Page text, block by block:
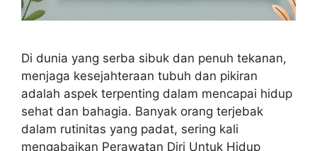
Di dunia yang serba sibuk dan penuh tekanan,
menjaga kesejahteraan tubuh dan pikiran
adalah aspek terpenting dalam mencapai hidup
sehat dan bahagia. Banyak orang terjebak
dalam rutinitas yang padat, sering kali
mengabaikan Perawatan Diri Untuk Hidup